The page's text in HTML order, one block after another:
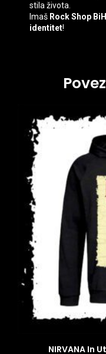
stila života.
Imaš Rock Shop BiH
identitet!
NIRVANA In